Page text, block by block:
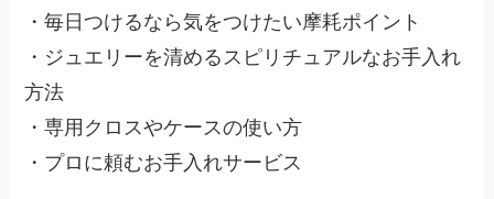
・毎日つけるなら気をつけたい摩耗ポイント
・ジュエリーを清めるスピリチュアルなお手入れ
方法
・専用クロスやケースの使い方
・プロに頼むお手入れサービス